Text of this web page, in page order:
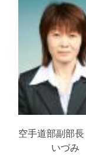
空手道部副部
いづみ